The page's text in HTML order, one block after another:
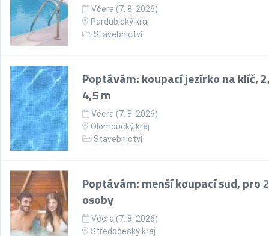
Včera (7. 8. 2026)
Pardubický kraj
Stavebnictví
Poptávám: koupací jezírko na klíč,
4,5 m
Včera (7. 8. 2026)
Olomoucký kraj
Stavebnictví
Poptávám: menší koupací sud, pro 2
osoby
Včera (7. 8. 2026)
Středočeský kraj